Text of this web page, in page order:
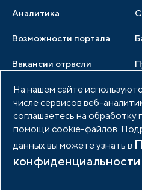
Аналитика
Возможности портала
Вакансии отрасли
Медиатека
Члены ассоциации
Услуги ассоциации
Документы АИП
Партнеры ассоциации
Фото и видео
Членство в АИП
На нашем сайте
числе сервисов веб-
соглашаетесь на обработку
помощи cookie-файлов.
данных вы можете узнать в
конфиденциальности